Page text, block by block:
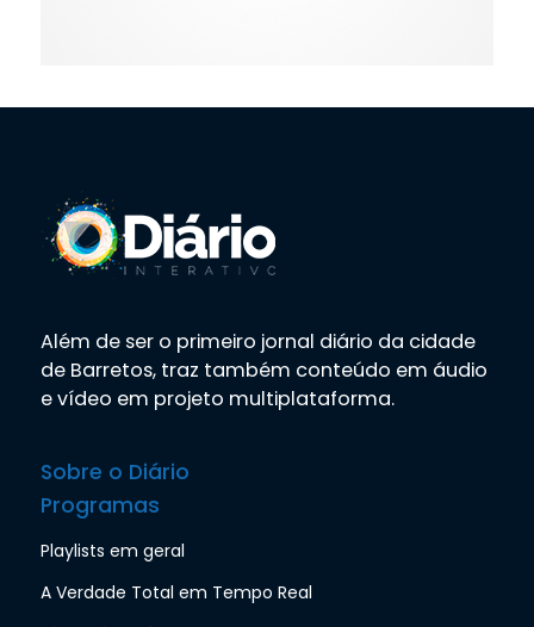
Além de ser o primeiro jornal diário da cidade
de Barretos, traz também conteúdo em áudio
e vídeo em projeto multiplataforma.
Sobre o Diário
Programas
Playlists em geral
A Verdade Total em Tempo Real